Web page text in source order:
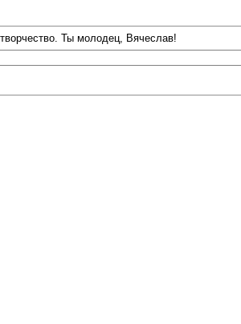
Ты молодец, Вячеслав!